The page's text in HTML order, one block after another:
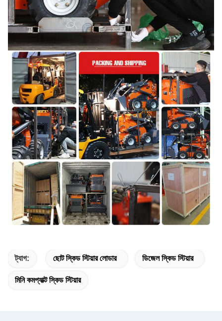
ট্যাগ: ছোট স্কিড স্টিয়ার লোডার ডিজেল স্কিড স্টিয়ার
মিনি কমপ্যাক্ট স্কিড স্টিয়ার